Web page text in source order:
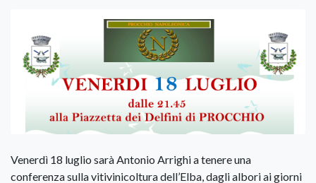
Venerdì 18 luglio sarà Antonio Arrighi a tenere una
conferenza sulla vitivinicoltura dell’Elba, dagli albori ai giorni